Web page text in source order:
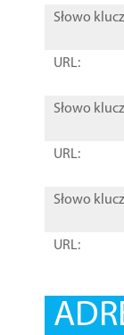
Słowo
URL:
Słowo
URL:
Słowo
URL: